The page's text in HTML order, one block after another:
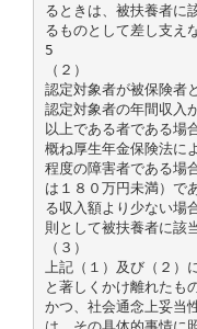
るときは、被扶養者に
るものとして差し支え
5
（２）
認定対象者が被保険者
認定対象者の年間収入
以上である者である場
概ね厚生年金保険法に
程度の障害者である場
は１８０万円未満）で
る収入額より少ない場
則として被扶養者に該
（３）
上記（１）及び（２）
と著しくかけ離れたも
かつ、社会通念上妥当
は、その具体的事情に